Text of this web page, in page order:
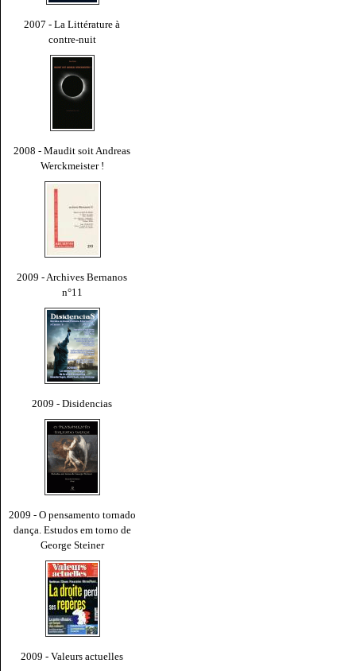
2007 - La Littérature à
contre-nuit
2008 - Maudit soit Andreas
Werckmeister !
2009 - Archives Bernanos
n°11
2009 - Disidencias
2009 - O pensamento tornado
dança. Estudos em torno de
George Steiner
2009 - Valeurs actuelles